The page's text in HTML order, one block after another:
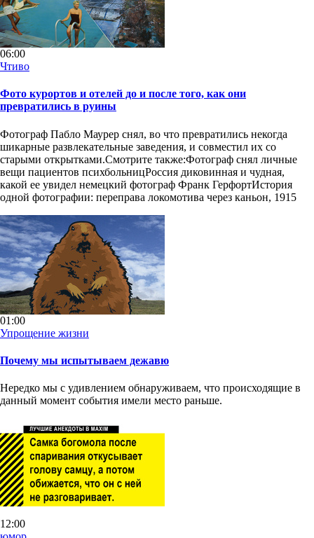
06:00
Чтиво
Фото курортов и отелей до и после того, как они
превратились в руины
Фотограф Пабло Маурер снял, во что превратились некогда
шикарные развлекательные заведения, и совместил их со
старыми открытками.Смотрите также:Фотограф снял личные
вещи пациентов психбольницРоссия диковинная и чудная,
какой ее увидел немецкий фотограф Франк ГерфортИстория
одной фотографии: переправа локомотива через каньон, 1915
01:00
Упрощение жизни
Почему мы испытываем дежавю
Нередко мы с удивлением обнаруживаем, что происходящие в
данный момент события имели место раньше.
12:00